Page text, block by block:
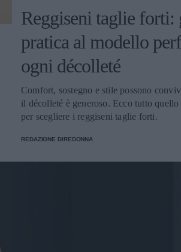
Reggiseni taglie forti:
pratica al modello
ogni décolleté
Comfort, sostegno e stile possono
il décolleté è generoso. Ecco tutto quello
per scegliere i reggiseni taglie forti.
REDAZIONE DIREDONNA